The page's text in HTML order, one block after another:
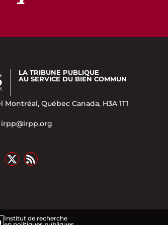
LA TRIBUNE PUBLIQUE
AU SERVICE DU BIEN COMMUN
Montréal, Québec Canada, H3A 1T1
irpp@irpp.org
Institut de recherche